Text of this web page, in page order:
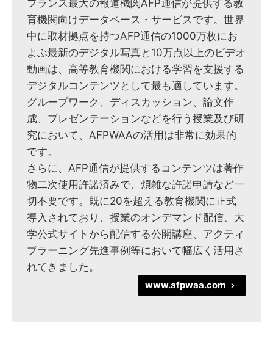
フランス最大の報道機関AFP通信が提供する教
育機関向けデータベース・サービスです。世界
中に取材拠点を持つAFP通信の1000万枚にお
よぶ最新のデジタル写真と10万点以上のビデオ
動画は、高等教育機関における学習を支援する
デジタルコンテンツとして最も適しています。
グループワーク、ディスカッション、論文作
成、プレゼンテーションなどを行う授業及び研
究において、AFPWAAの活用は非常に効果的
です。
さらに、AFP通信が提供するコンテンツは著作
物二次使用許諾済みで、煩雑な許諾申請など一
切不要です。既に20を超える教育機関に正式
導入されており、授業のオンデマンド配信、大
学公式サイトから配信する公開講座、アクティ
ブラーニング先進事例等において幅広く活用さ
れてきました。
www.afpwaa.com >